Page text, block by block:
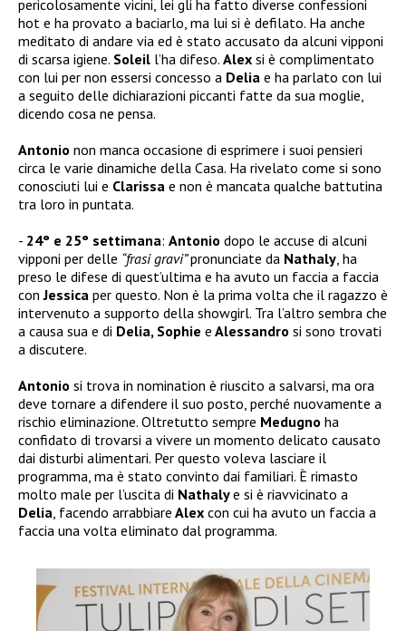
pericolosamente vicini, lei gli ha fatto diverse confessioni
hot e ha provato a baciarlo, ma lui si è defilato. Ha anche
meditato di andare via ed è stato accusato da alcuni vipponi
di scarsa igiene. Soleil l’ha difeso. Alex si è complimentato
con lui per non essersi concesso a Delia e ha parlato con lui
a seguito delle dichiarazioni piccanti fatte da sua moglie,
dicendo cosa ne pensa.
Antonio non manca occasione di esprimere i suoi pensieri
circa le varie dinamiche della Casa. Ha rivelato come si sono
conosciuti lui e Clarissa e non è mancata qualche battutina
tra loro in puntata.
24° e 25° settimana: Antonio dopo le accuse di alcuni
vipponi per delle “frasi gravi”pronunciate da Nathaly , ha
preso le difese di quest’ultima e ha avuto un faccia a faccia
conJessica per questo. Non è la prima volta che il ragazzo è
intervenuto a supporto della showgirl. Tra l’altro sembra che
a causa sua e di Delia, Sophie e Alessandro si sono trovati
a discutere.
Antonio si trova in nomination è riuscito a salvarsi, ma ora
deve tornare a difendere il suo posto, perché nuovamente a
rischio eliminazione. Oltretutto sempre Medugno ha
confidato di trovarsi a vivere un momento delicato causato
dai disturbi alimentari. Per questo voleva lasciare il
programma, ma è stato convinto dai familiari. È rimasto
molto male per l’uscita di Nathalye si è riavvicinato a
Delia , facendo arrabbiare Alex con cui ha avuto un faccia a
faccia una volta eliminato dal programma.